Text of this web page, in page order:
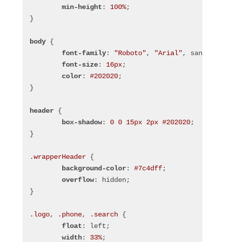
min-height : 100%;
}
body {
font-family: "Roboto", "Arial", sans-
font-size: 16px;
color: #202020;
}
header {
box-shadow: 0 0 15px 2px #202020;
}
.wrapperHeader {
background-color: #7c4dff;
overflow: hidden;
}
.logo, .phone, .search {
float : left;
width: 33%;